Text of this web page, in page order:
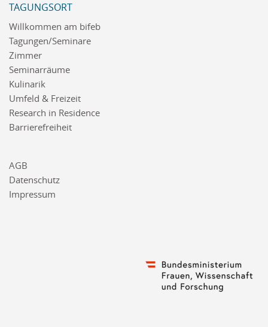
TAGUNGSORT
Willkommen am bifeb
Tagungen/Seminare
Zimmer
Seminarräume
Kulinarik
Umfeld & Freizeit
Research in Residence
Barrierefreiheit
AGB
Datenschutz
Impressum